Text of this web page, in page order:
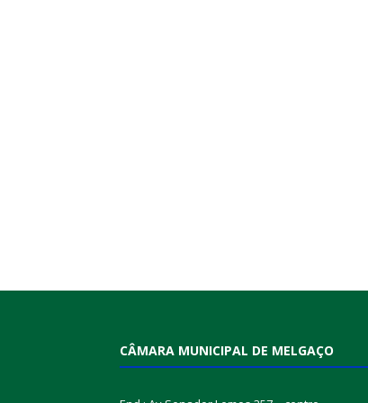
CÂMARA MUNICIPAL DE MELGAÇO